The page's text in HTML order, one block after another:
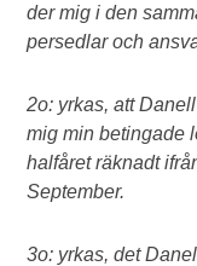
der mig i den
persedlar och
2o: yrkas, att
mig min betingade
halfåret räknadt
September.
3o: yrkas, det